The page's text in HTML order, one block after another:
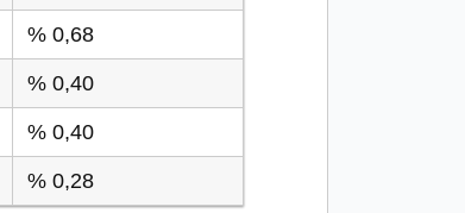
% 0,68
% 0,40
% 0,40
% 0,28